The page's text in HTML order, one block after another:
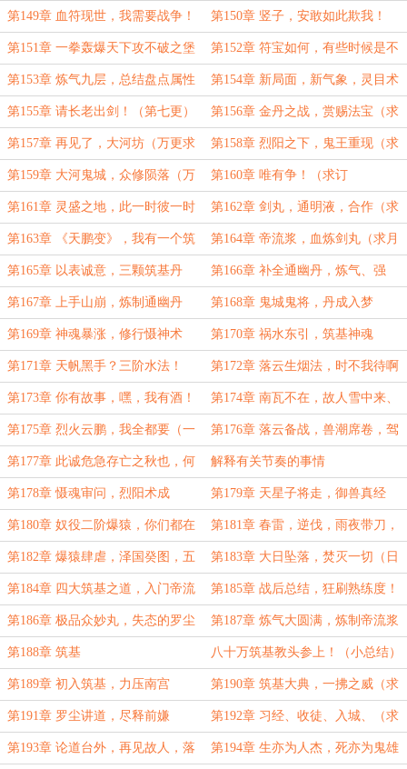
贺！）
会南宫（一万二大章求订月票）
第149章 血符现世，我需要战争！
（第一更）
第150章 竖子，安敢如此欺我！
（第二更）
第151章 一拳轰爆天下攻不破之堡
垒（为烟花小闽盟主加更！）
第152章 符宝如何，有些时候是不
能退的（为盟主烟花小闽加更！）
第153章 炼气九层，总结盘点属性
（求订阅！）
第154章 新局面，新气象，灵目术
大圆满！
第155章 请长老出剑！（第七更） 第156章 金丹之战，赏赐法宝（求
月票）
第157章 再见了，大河坊（万更求
订阅！）
第158章 烈阳之下，鬼王重现（求
订阅）
第159章 大河鬼城，众修陨落（万
更求订阅！）
第160章 唯有争！（求订
阅！！！）
第161章 灵盛之地，此一时彼一时
也（万更求订阅！）
第162章 剑丸，通明液，合作（求
订阅）
第163章 《天鹏变》，我有一个筑
基期朋友
第164章 帝流浆，血炼剑丸（求月
票）
第165章 以表诚意，三颗筑基丹
（万更求订阅！）
第166章 补全通幽丹，炼气、强
体、壮魂，三管齐下！
第167章 上手山崩，炼制通幽丹
（万更求月票！）
第168章 鬼城鬼将，丹成入梦
第169章 神魂暴涨，修行慑神术
（万更求月票）
第170章 祸水东引，筑基神魂
第171章 天帆黑手？三阶水法！
（万更求订阅）
第172章 落云生烟法，时不我待啊
第173章 你有故事，嘿，我有酒！
（万更求订阅））
第174章 南瓦不在，故人雪中来、
罗天变动，高居太上
第175章 烈火云鹏，我全都要（一
万四千字求订阅）
第176章 落云备战，兽潮席卷，驾
驭六龙，二阶爆猿（万字大章求订
阅）
第177章 此诚危急存亡之秋也，何
不效仿前事
解释有关节奏的事情
第178章 慑魂审问，烈阳术成 第179章 天星子将走，御兽真经
第180章 奴役二阶爆猿，你们都在
逼我！
第181章 春雷，逆伐，雨夜带刀，
破阵伐山
第182章 爆猿肆虐，泽国癸图，五
气归来，烈阳永恒
第183章 大日坠落，焚灭一切（日
万求波订阅）
第184章 四大筑基之道，入门帝流
浆
第185章 战后总结，狂刷熟练度！
第186章 极品众妙丸，失态的罗尘 第187章 炼气大圆满，炼制帝流浆
（求月票）
第188章 筑基 八十万筑基教头参上！（小总结）
第189章 初入筑基，力压南宫 第190章 筑基大典，一拂之威（求
订阅）
第191章 罗尘讲道，尽释前嫌 第192章 习经、收徒、入城、（求
订！）
第193章 论道台外，再见故人，落 第194章 生亦为人杰，死亦为鬼雄